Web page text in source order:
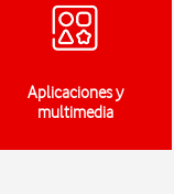
Aplicaciones y
multimedia